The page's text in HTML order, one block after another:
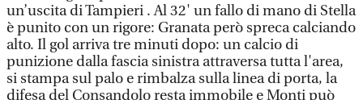
un’uscita di Tampieri . Al 32' un fallo di mano di Stella
è punito con un rigore: Granata però spreca calciando
alto. Il gol arriva tre minuti dopo: un calcio di
punizione dalla fascia sinistra attraversa tutta l'area,
si stampa sul palo e rimbalza sulla linea di porta, la
difesa del Consandolo resta immobile e Monti può